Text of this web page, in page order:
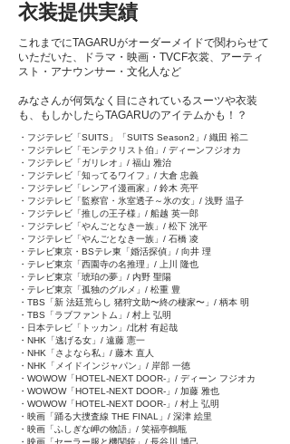
衣装提供実績
これまでにTAGARUがオーダーメイドで関わらせて
いただいた、
ドラマ・映画・TVCF衣裳、アーティ
スト・アナウンサー・文化人など
みなさんが何気なく目にされているスーツや衣装
も、もしかしたらTAGARUのアイテムかも！？
・フジテレビ「SUITS」「SUITS Season2」/ 織田 裕二
・フジテレビ「モンテクリスト伯」/ ディーンフジオカ
・フジテレビ「ガリレオ」/ 福山 雅治
・フジテレビ「知ってるワイフ」/ 大倉 忠義
・フジテレビ「レンアイ漫画家」/ 鈴木 亮平
・フジテレビ「監察官・氷室透子～氷の女」/ 浅野 温子
・フジテレビ「推しの王子様」/ 船越 英一郎
・フジテレビ「やんごとなき一族」/ 松下 洸平
・フジテレビ「やんごとなき一族」/ 石橋 凌
・テレビ東京・BSテレ東「婚活探偵」/ 向井 理
・テレビ東京「西園寺の名推理」/ 上川 隆也
・テレビ東京「琥珀の夢」/ 内野 聖陽
・テレビ東京「孤独のグルメ」/ 松重 豊
・TBS「新 法廷荒らし 猪狩文助〜終の棲家〜」/ 柄本 明
・TBS「ラブファントム」/ 村上 弘明
・日本テレビ「トッカン」/北村 有起哉
・NHK「逃げる女」/ 遠藤 憲一
・NHK「さよなら私」/ 藤木 直人
・NHK「メイドインジャパン」/ 岸部 一徳
・WOWOW「HOTEL-NEXT DOOR-」/ ディーン フジオカ
・WOWOW「HOTEL-NEXT DOOR-」/ 加藤 雅也
・WOWOW「HOTEL-NEXT DOOR-」/ 村上 弘明
・映画「踊る大捜査線 THE FINAL」/ 深津 絵里
・映画「ふしぎな岬の物語」/ 笑福亭鶴瓶
・映画「セーラー服と機関銃」/ 長谷川 博己